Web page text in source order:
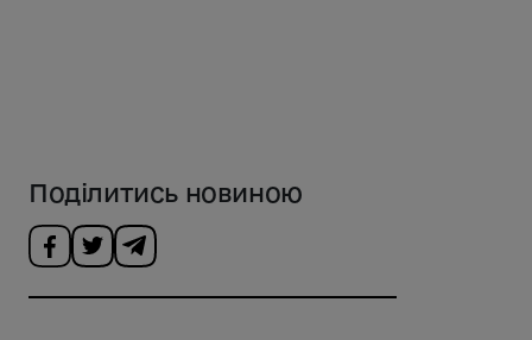
Поділитись новиною